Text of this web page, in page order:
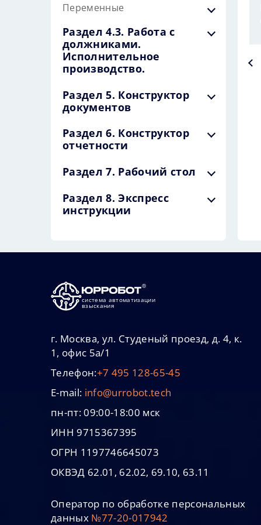
Переменные
Раздел 4.3. Работа с
должниками.
Исполнительное
производство.
Раздел 5. Конструктор
документов
Раздел 6. Конструктор
отчетности
Раздел 7. Рабочий стол
Раздел 8. Экспресс
инструкции
система автоматизации
взыскания
г. Москва, ул. Студеный проезд, д. 4, к.
1, офис 5а/1
Телефон:+7 495 128-65-45
E-mail: info@urrobot.tech
пн-пт: 09:00-18:00 мск
ИНН 9715367395
ОГРН 1197746645073
ОКВЭД 62.01, 62.02, 69.10, 63.11
Оператор по обработке персональных
данных №77-20-017942